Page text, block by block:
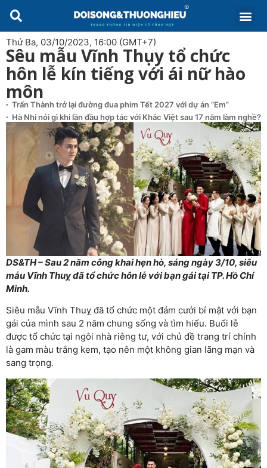
Thứ Ba, 03/10/2023, 16:00 (GMT+7)
Sêu mẫu Vĩnh Thụy tổ chức
hôn lễ kín tiếng với ái nữ hào
môn
Trấn Thành trở lại đường đua phim Tết 2027 với dự án “Em”
Hà Nhi nói gì khi lần đầu hợp tác với Khắc Việt sau 17 năm làm nghề?
DS&TH – Sau 2 năm công khai hẹn hò, sáng ngày 3/10, siêu
mẫu Vĩnh Thuỵ đã tổ chức hôn lễ với bạn gái tại TP. Hồ Chí
Minh.
Siêu mẫu Vĩnh Thuỵ đã tổ chức một đám cưới bí mật với bạn
gái của mình sau 2 năm chung sống và tìm hiểu. Buổi lễ
được tổ chức tại ngôi nhà riêng tư, với chủ đề trang trí chính
là gam màu trắng kem, tạo nên một không gian lãng mạn và
sang trọng.